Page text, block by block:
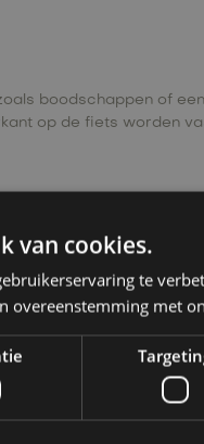
boodschappen of
op de fiets worden
Dat kan je helpen
soorten
van cookies.
te
overeenstemming met